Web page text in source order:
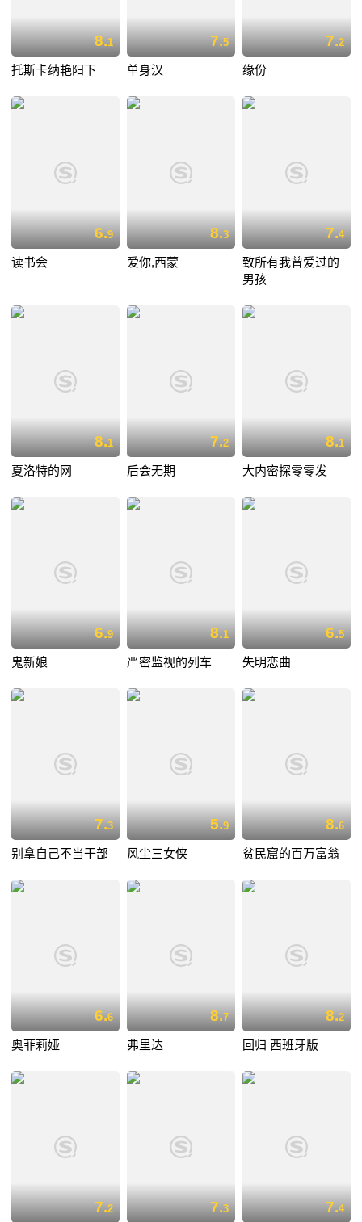
8.1
托斯卡纳艳阳下
7.5
单身汉
7.2
缘份
6.9
读书会
8.3
爱你,西蒙
7.4
致所有我曾爱过的
男孩
8.1
夏洛特的网
7.2
后会无期
8.1
大内密探零零发
6.9
鬼新娘
8.1
严密监视的列车
6.5
失明恋曲
7.3
别拿自己不当干部
5.9
风尘三女侠
8.6
贫民窟的百万富翁
6.6
奥菲莉娅
8.7
弗里达
8.2
回归 西班牙版
7.2 7.3 7.4